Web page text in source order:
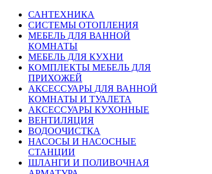
САНТЕХНИКА
СИСТЕМЫ ОТОПЛЕНИЯ
МЕБЕЛЬ ДЛЯ ВАННОЙ
КОМНАТЫ
МЕБЕЛЬ ДЛЯ КУХНИ
КОМПЛЕКТЫ МЕБЕЛЬ ДЛЯ
ПРИХОЖЕЙ
АКСЕССУАРЫ ДЛЯ ВАННОЙ
КОМНАТЫ И ТУАЛЕТА
АКСЕССУАРЫ КУХОННЫЕ
ВЕНТИЛЯЦИЯ
ВОДООЧИСТКА
НАСОСЫ И НАСОСНЫЕ
СТАНЦИИ
ШЛАНГИ И ПОЛИВОЧНАЯ